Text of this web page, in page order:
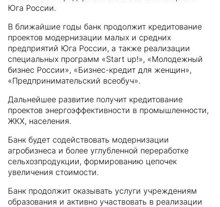
Юга России.
В ближайшие годы банк продолжит кредитование
проектов модернизации малых и средних
предприятий Юга России, а также реализации
специальных программ «Start up!», «Молодежный
бизнес России», «Бизнес-кредит для женщин»,
«Предпринимательский всеобуч».
Дальнейшее развитие получит кредитование
проектов энергоэффективности в промышленности,
ЖКХ, населения.
Банк будет содействовать модернизации
агробизнеса и более углубленной переработке
сельхозпродукции, формированию цепочек
увеличения стоимости.
Банк продолжит оказывать услуги учреждениям
образования и активно участвовать в реализации